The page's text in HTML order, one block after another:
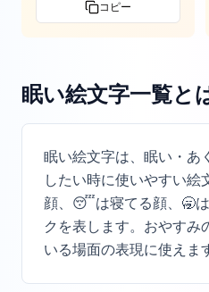
コピー
眠い絵文字一覧と
眠い絵文字は、眠い・あ
したい時に使いやすい絵
顔、😴は寝てる顔、🥱
クを表します。おやすみ
いる場面の表現に使えま